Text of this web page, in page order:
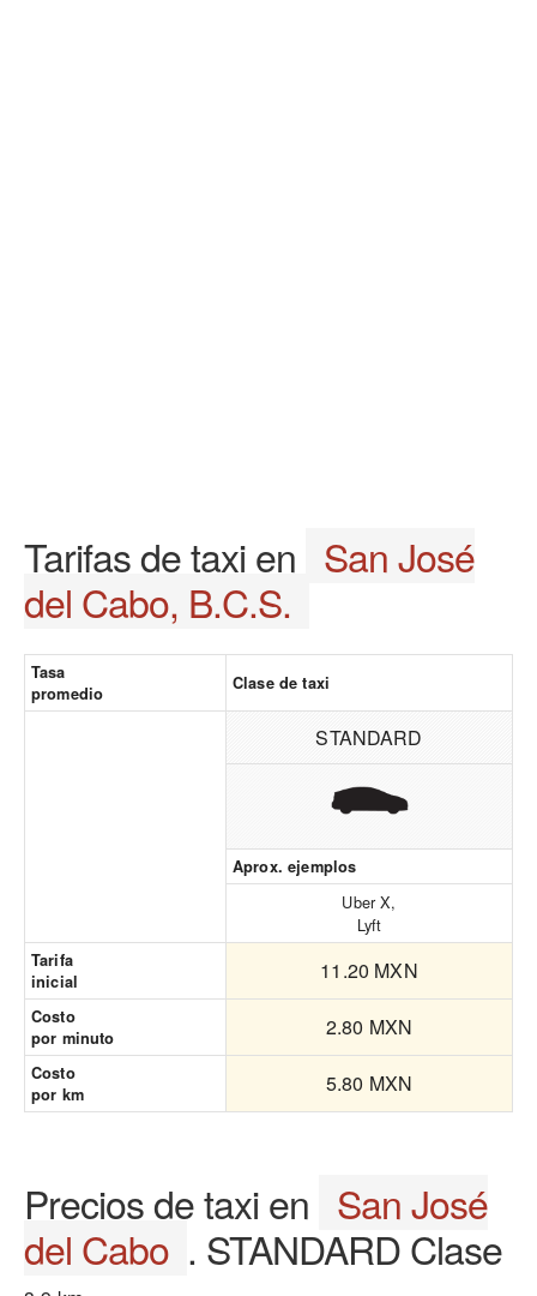
Tarifas de taxi en San José
del Cabo, B.C.S.
Tasa
promedio
Clase de taxi
STANDARD
Aprox. ejemplos
Uber X,
Lyft
Tarifa
inicial
11.20 MXN
Costo
por minuto
2.80 MXN
Costo
por km
5.80 MXN
Precios de taxi en San José
del Cabo . STANDARD Clase